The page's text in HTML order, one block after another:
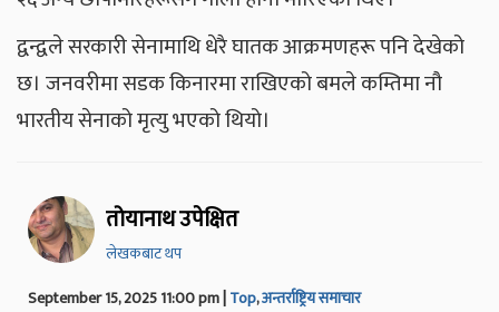
द्वन्द्वले सरकारी सेनामाथि धेरै घातक आक्रमणहरू पनि देखेको
छ। जनवरीमा सडक किनारमा राखिएको बमले कम्तिमा नौ
भारतीय सेनाको मृत्यु भएको थियो।
तोयानाथ उपेक्षित
लेखकबाट थप
September 15, 2025 11:00 pm |Top,अन्तर्राष्ट्रिय समाचार